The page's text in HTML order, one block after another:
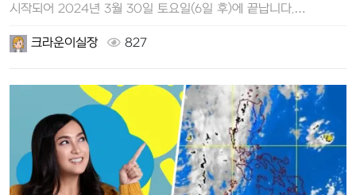
시작되어 2024년 3월 30일 토요일(6일 후)에 끝납니다.
크라운이실장
827